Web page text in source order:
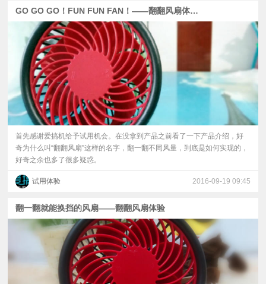
GO GO GO！FUN FUN FAN！——翻翻风扇体验报告
首先感谢爱搞机给予试用机会。在没拿到产品之前看了一下产品介绍，好
奇为什么叫“翻翻风扇”这样的名字，翻一翻不同风量，到底是如何实现的，
好奇之余也多了很多疑惑。
试用体验 2016-09-19 09:45
翻一翻就能换挡的风扇——翻翻风扇体验